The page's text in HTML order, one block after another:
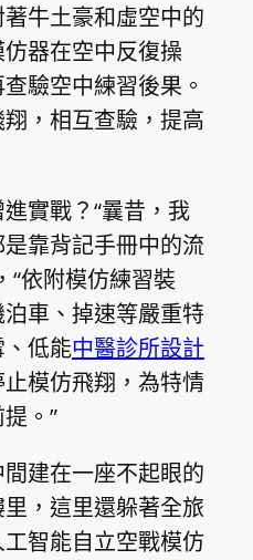
牛土豪和虛空中的
器在空中反復操
驗空中練習後果。
，相互查驗，提高
實戰？“曩昔，我
靠背記手冊中的流
“依附模仿練習裝
車、掉速等嚴重特
低能中醫診所設計
模仿飛翔，為特情
。”
建在一座不起眼的
里，這里還躲著全旅
智能自立空戰模仿